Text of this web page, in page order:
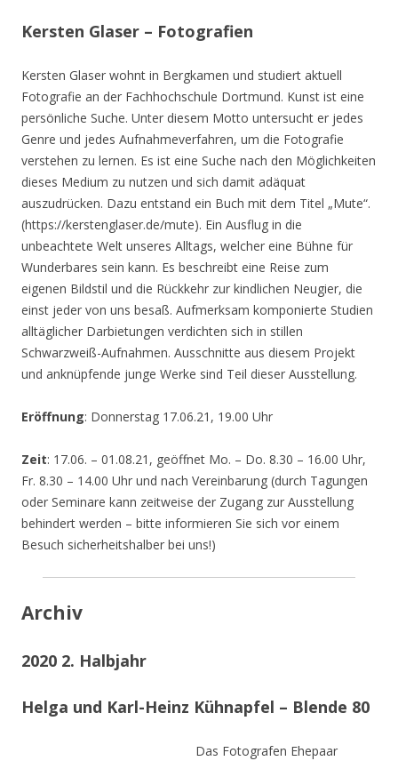
Kersten Glaser – Fotografien
Kersten Glaser wohnt in Bergkamen und studiert aktuell
Fotografie an der Fachhochschule Dortmund. Kunst ist eine
persönliche Suche. Unter diesem Motto untersucht er jedes
Genre und jedes Aufnahmeverfahren, um die Fotografie
verstehen zu lernen. Es ist eine Suche nach den Möglichkeiten
dieses Medium zu nutzen und sich damit adäquat
auszudrücken. Dazu entstand ein Buch mit dem Titel „Mute“.
(https://kerstenglaser.de/mute). Ein Ausflug in die
unbeachtete Welt unseres Alltags, welcher eine Bühne für
Wunderbares sein kann. Es beschreibt eine Reise zum
eigenen Bildstil und die Rückkehr zur kindlichen Neugier, die
einst jeder von uns besaß. Aufmerksam komponierte Studien
alltäglicher Darbietungen verdichten sich in stillen
Schwarzweiß-Aufnahmen. Ausschnitte aus diesem Projekt
und anknüpfende junge Werke sind Teil dieser Ausstellung.
Eröffnung: Donnerstag 17.06.21, 19.00 Uhr
Zeit: 17.06. – 01.08.21, geöffnet Mo. – Do. 8.30 – 16.00 Uhr,
Fr. 8.30 – 14.00 Uhr und nach Vereinbarung (durch Tagungen
oder Seminare kann zeitweise der Zugang zur Ausstellung
behindert werden – bitte informieren Sie sich vor einem
Besuch sicherheitshalber bei uns!)
Archiv
2020 2. Halbjahr
Helga und Karl-Heinz Kühnapfel – Blende 80
Das Fotografen Ehepaar